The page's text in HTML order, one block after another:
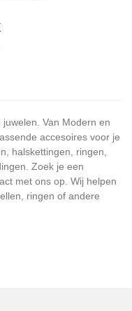
Van Modern en
accesoires voor je
halskettingen, ringen,
Zoek je een
met ons op. Wij helpen
ringen of andere